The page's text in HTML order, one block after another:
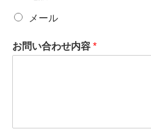
メール
お問い合わせ内容 *